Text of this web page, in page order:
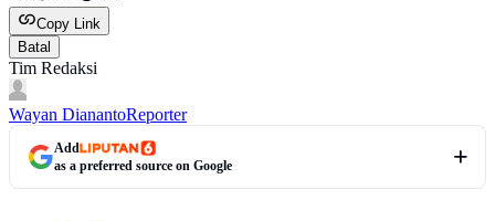
Copy Link
Batal
Tim Redaksi
Wayan DianantoReporter
Add
as a preferred source on Google